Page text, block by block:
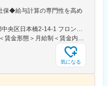
保◆給与計算の専門性を高め
＜勤務地詳細＞本社住所：東京都中央区日本橋2-14-1 フロントプレイス日本橋勤務地最寄駅：各線／日本橋駅受動喫煙対策：敷地内喫煙可能場所あり変更の範囲：会社の定める事業所
＜予定年収＞450万円～600万円＜賃金形態＞月給制＜賃金内訳＞月額（基本給）：243,000円～330,300円固定残業手当/月：57,000円～77,700円（固定残業時間30時間0分/月）超過した時間外労働の残業手当は追加支給＜月給＞300,000円～408,000円（一律手当を含む）＜昇給有無＞有＜残業手当＞有＜給与補足＞※上記金額にスキル・ご経験に応じて加算する可能性がございます※給与詳細は、経験・スキルを考慮した上で決定。■昇給：年1回（4月）賃金はあくまでも目安の金額であり、選考を通じて上下する可能性があります。月給(月額)は固定手当を含めた表記です。
気になる